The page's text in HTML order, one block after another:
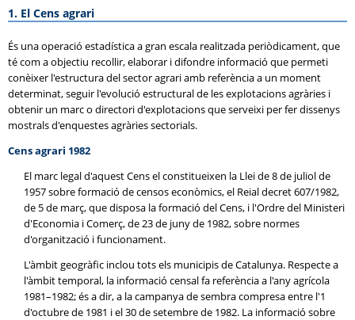
1. El Cens agrari
És una operació estadística a gran escala realitzada periòdicament, que
té com a objectiu recollir, elaborar i difondre informació que permeti
conèixer l'estructura del sector agrari amb referència a un moment
determinat, seguir l'evolució estructural de les explotacions agràries i
obtenir un marc o directori d'explotacions que serveixi per fer dissenys
mostrals d'enquestes agràries sectorials.
Cens agrari 1982
El marc legal d'aquest Cens el constitueixen la Llei de 8 de juliol de
1957 sobre formació de censos econòmics, el Reial decret 607/1982,
de 5 de març, que disposa la formació del Cens, i l'Ordre del Ministeri
d'Economia i Comerç, de 23 de juny de 1982, sobre normes
d'organització i funcionament.
L'àmbit geogràfic inclou tots els municipis de Catalunya. Respecte a
l'àmbit temporal, la informació censal fa referència a l'any agrícola
1981–1982; és a dir, a la campanya de sembra compresa entre l'1
d'octubre de 1981 i el 30 de setembre de 1982. La informació sobre